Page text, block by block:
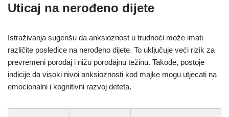
Uticaj na nerođeno dijete
Istraživanja sugerišu da anksioznost u trudnoći može imati
različite posledice na nerođeno dijete. To uključuje veći rizik za
prevremeni porođaj i nižu porođajnu težinu. Takođe, postoje
indicije da visoki nivoi anksioznosti kod majke mogu utjecati na
emocionalni i kognitivni razvoj deteta.